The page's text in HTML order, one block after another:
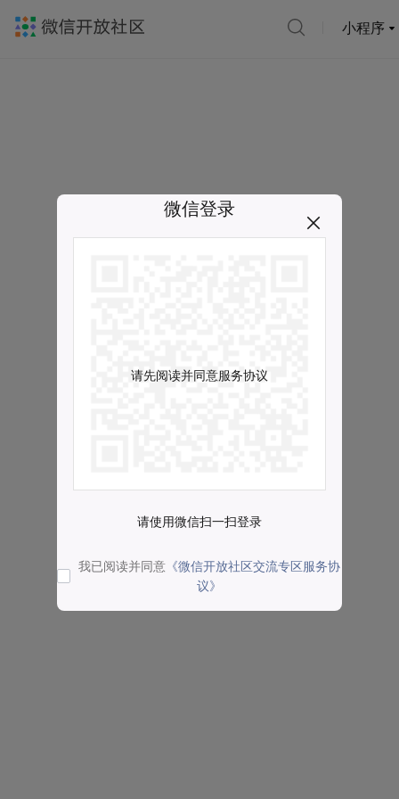
小程序
微信登录
请先阅读并同意服务协议
请使用微信扫一扫登录
我已阅读并同意 《微信开放社区交流专区服务协
议》